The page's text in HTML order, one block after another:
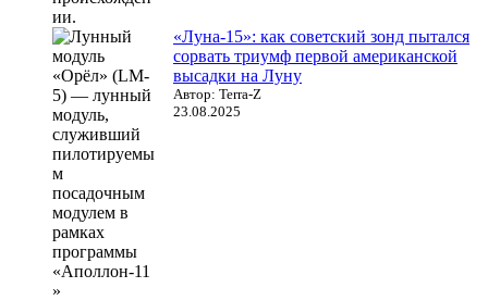
«Луна-15»: как советский зонд пытался
сорвать триумф первой американской
высадки на Луну
Автор: Terra-Z
23.08.2025